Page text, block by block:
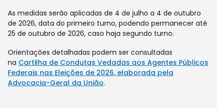
As medidas serão aplicadas de 4 de julho a 4 de outubro
de 2026, data do primeiro turno, podendo permanecer até
25 de outubro de 2026, caso haja segundo turno.
Orientações detalhadas podem ser consultadas
na Cartilha de Condutas Vedadas aos Agentes Públicos
Federais nas Eleições de 2026, elaborada pela
Advocacia-Geral da União.